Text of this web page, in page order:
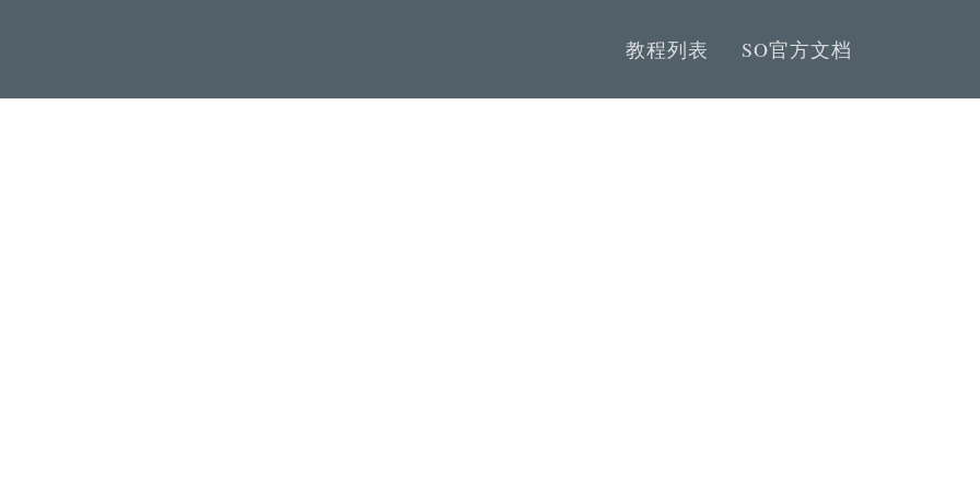
教程列表 SO官方文档